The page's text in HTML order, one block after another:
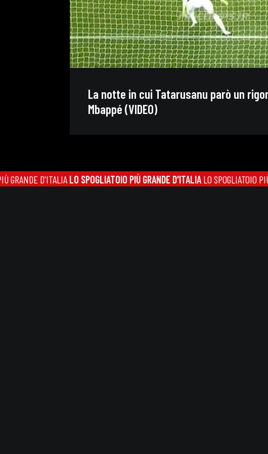
La notte in cui Tatarusanu parò un
Mbappé (VIDEO)
LO SPOGLIATOIO PIÙ GRANDE D'ITALIALO SPOGLIATOIO PIÙ GRANDE D'ITALIA